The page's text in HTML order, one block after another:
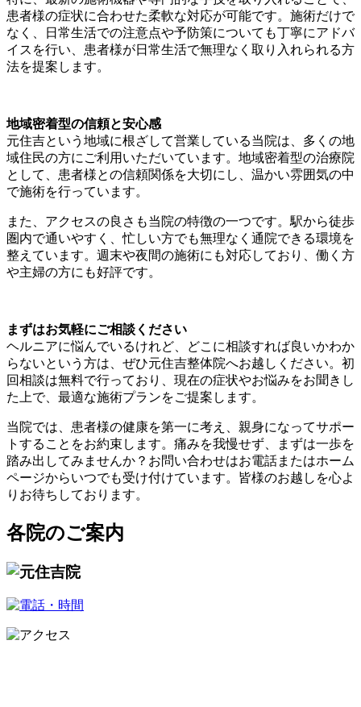
患者様の症状に合わせた柔軟な対応が可能です。施術だけで
なく、日常生活での注意点や予防策についても丁寧にアドバ
イスを行い、患者様が日常生活で無理なく取り入れられる方
法を提案します。
地域密着型の信頼と安心感
元住吉という地域に根ざして営業している当院は、多くの地
域住民の方にご利用いただいています。地域密着型の治療院
として、患者様との信頼関係を大切にし、温かい雰囲気の中
で施術を行っています。
また、アクセスの良さも当院の特徴の一つです。駅から徒歩
圏内で通いやすく、忙しい方でも無理なく通院できる環境を
整えています。週末や夜間の施術にも対応しており、働く方
や主婦の方にも好評です。
まずはお気軽にご相談ください
ヘルニアに悩んでいるけれど、どこに相談すれば良いかわか
らないという方は、ぜひ元住吉整体院へお越しください。初
回相談は無料で行っており、現在の症状やお悩みをお聞きし
た上で、最適な施術プランをご提案します。
当院では、患者様の健康を第一に考え、親身になってサポー
トすることをお約束します。痛みを我慢せず、まずは一歩を
踏み出してみませんか？お問い合わせはお電話またはホーム
ページからいつでも受け付けています。皆様のお越しを心よ
りお待ちしております。
各院のご案内